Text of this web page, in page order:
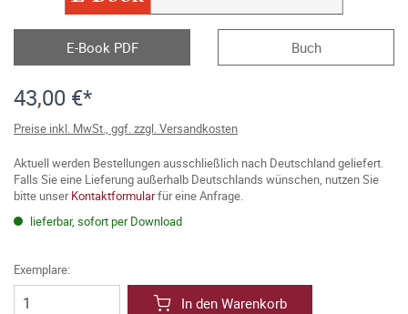
E-Book PDF Buch
43,00 €*
Preise inkl. MwSt., ggf. zzgl. Versandkosten
Aktuell werden Bestellungen ausschließlich nach Deutschland geliefert.
Falls Sie eine Lieferung außerhalb Deutschlands wünschen, nutzen Sie
bitte unserKontaktformularfür eine Anfrage.
lieferbar, sofort per Download
Exemplare:
In den Warenkorb